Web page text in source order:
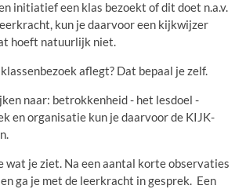
initiatief een klas bezoekt of dit doet n.a.v.
kun je daarvoor een kijkwijzer
hoeft natuurlijk niet.
aflegt? Dat bepaal je zelf.
naar: betrokkenheid - het lesdoel -
en organisatie kun je daarvoor de KIJK-
wat je ziet. Na een aantal korte observaties
ga je met de leerkracht in gesprek. Een